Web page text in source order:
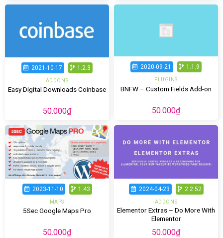
2021-10-17 1.2.3
ADDONS
Easy Digital Downloads Coinbase
50.000₫
2020-09-21 1.1.9
PLUGINS
BNFW – Custom Fields Add-on
50.000₫
2023-11-10 1.43
MAPS
5Sec Google Maps Pro
50.000₫
2024-04-23 2.2.52
ADDONS
Elementor Extras – Do More With
Elementor
50.000₫